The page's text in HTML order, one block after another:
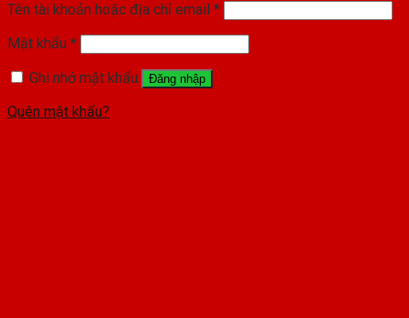
Tên tài khoản hoặc địa chỉ email *
Mật khẩu *
Ghi nhớ mật khẩu
Đăng nhập
Quên mật khẩu?